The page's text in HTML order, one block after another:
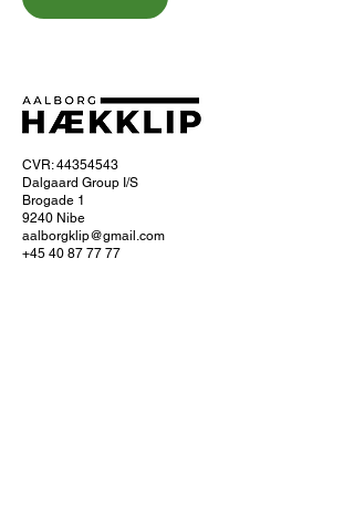
CVR: 44354543
Dalgaard Group I/S
Brogade 1
9240 Nibe
aalborgklip@gmail.com
+45 40 87 77 77